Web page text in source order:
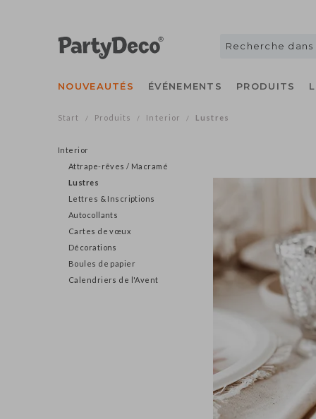
NOUVEAUTÉS ÉVÉNEMENTS PRODUITS
Start / Produits / Interior / Lustres
Interior
Attrape-rêves / Macramé
Lustres
Lettres & Inscriptions
Autocollants
Cartes de vœux
Décorations
Boules de papier
Calendriers de l'Avent